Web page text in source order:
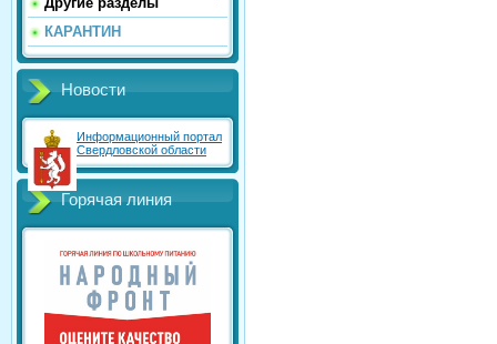
КАРАНТИН
Новости
Информационный портал
Свердловской области
Горячая линия